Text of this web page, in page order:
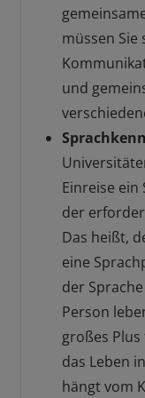
müssen Sie
und
Einreise
der
Das heißt,
eine
der
Person
großes Plus
das Leben
hängt vom